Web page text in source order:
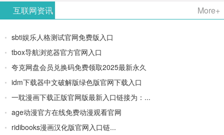
OpenAI最
新AI图像
生成器
境/深度集
成
Doubao-
1.5-pro与
- AI论文写
高质量
PPT
互联网资讯 More+
sbti娱乐人格测试官网免费版入口
tbox导航浏览器官方官网入口
夸克网盘会员兑换码免费领取2025最新永久
idm下载器中文破解版绿色版官网下载入口
一耽漫画下载正版官网版最新入口链接为：...
age动漫官方在线免费动漫观看官网
ridibooks漫画汉化版官网入口链...